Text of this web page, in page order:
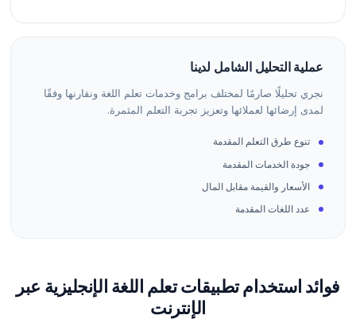
عملية التحليل الشامل لدينا
نجري تحليلًا صارمًا لمختلف برامج وخدمات تعلم اللغة ونقارنها وفقًا
لمدى إرضائها لعملائها وتعزيز تجربة التعلم المثمرة.
تنوع طرق التعلم المقدمة
جودة الخدمات المقدمة
الأسعار والقيمة مقابل المال
عدد اللغات المقدمة
فوائد استخدام تطبيقات تعلم اللغة الإنجليزية عبر
الإنترنت